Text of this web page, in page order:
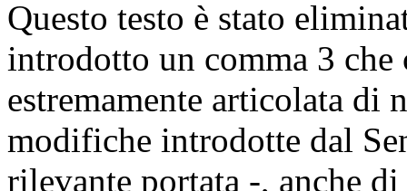
Questo testo è stato
introdotto un comma 3 che
estremamente articolata
modifiche introdotte dal
rilevante portata -, anche